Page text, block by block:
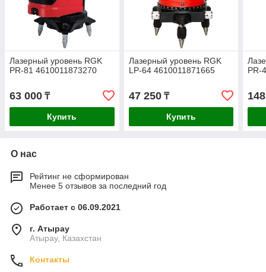
Лазерный уровень RGK
PR-81 4610011873270
63 000 ₸
Купить
Лазерный уровень RGK
LP-64 4610011871665
47 250₸
Купить
PR-
О нас
Рейтинг не сформирован
Менее 5 отзывов за последний год
Работает с 06.09.2021
г. Атырау
Атырау, Казахстан
Контакты